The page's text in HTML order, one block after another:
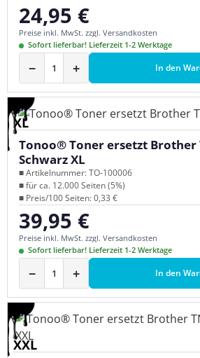
Regulärer Preis:
24,95 €
Preise inkl. MwSt. zzgl. Versandkosten
Sofort lieferbar! Lieferzeit 1-2 Werktage
− + In den
XL
Tonoo® Toner ersetzt Brother
Schwarz XL
■ Artikelnummer: TO-100006
■ für ca. 12.000 Seiten (5%)
■ Preis/100 Seiten: 0,33 €
Regulärer Preis:
39,95 €
Preise inkl. MwSt. zzgl. Versandkosten
Sofort lieferbar! Lieferzeit 1-2 Werktage
− + In den
XXL